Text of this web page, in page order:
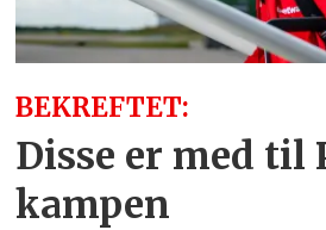
BEKREFTET:
Disse er med til
kampen